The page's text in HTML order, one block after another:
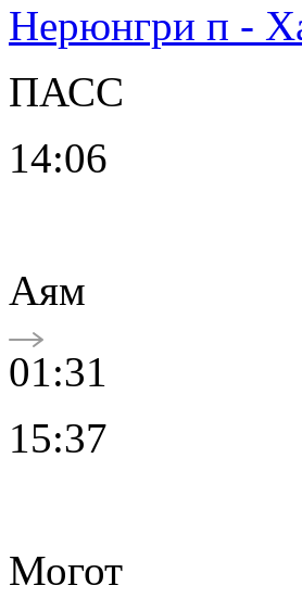
Нерюнгри п -
ПАСС
14:06
Аям
01:31
15:37
Могот